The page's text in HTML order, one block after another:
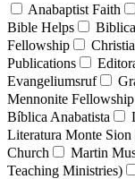
Anabaptist Faith
Bible Helps
Fellowship
Publications
Evangeliumsruf
Mennonite Fellowship
Bíblica Anabatista
Literatura Monte Sion
Church
Martin
Teaching Ministries)